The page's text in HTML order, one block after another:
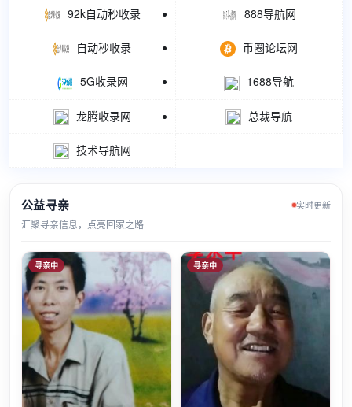
92k自动秒收录 888导航网
自动秒收录 币圈论坛网
5G收录网 1688导航
龙腾收录网 总裁导航
技术导航网
公益寻亲 实时更新
汇聚寻亲信息，点亮回家之路
寻亲中 寻亲中